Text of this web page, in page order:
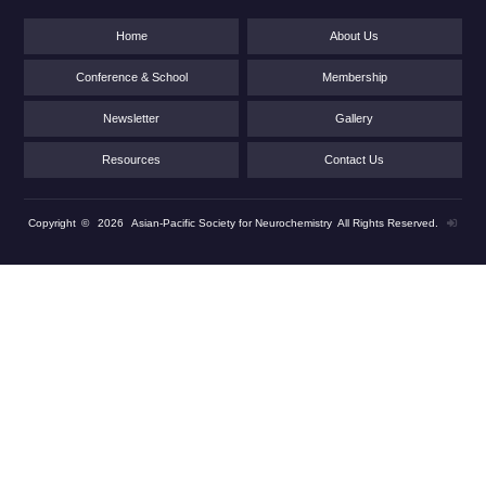
Home About Us
Conference & School Membership
Newsletter Gallery
Resources Contact Us
Copyright © 2026 Asian-Pacific Society for Neurochemistry All Rights Reserved.